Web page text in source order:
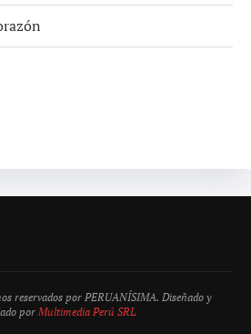
reservados por PERUANÍSIMA. Diseñado y
por Multimedia Perú SRL